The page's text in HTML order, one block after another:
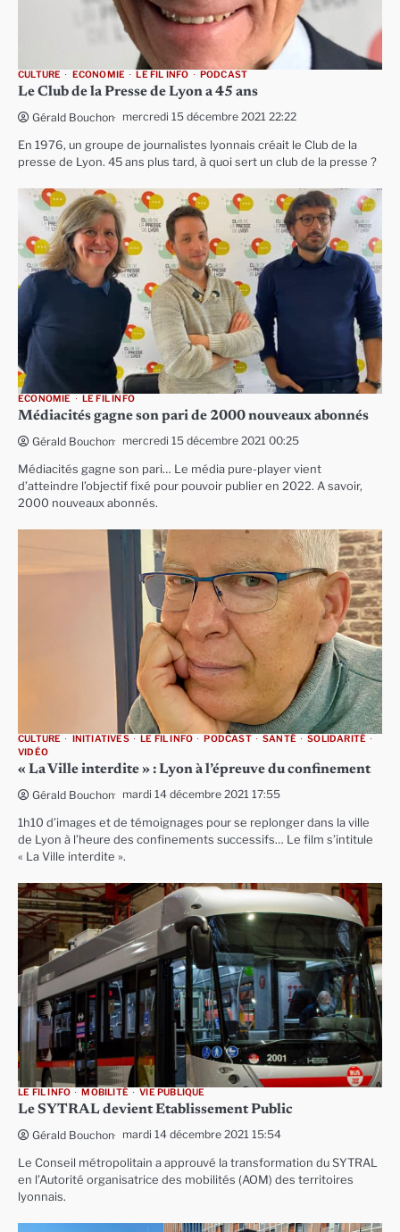
CULTURE ECONOMIE LE FIL INFO PODCAST
Le Club de la Presse de Lyon a 45 ans
Gérald Bouchon mercredi 15 décembre 2021 22:22
En 1976, un groupe de journalistes lyonnais créait le Club de la
presse de Lyon. 45 ans plus tard, à quoi sert un club de la presse ?
ECONOMIE LE FIL INFO
Médiacités gagne son pari de 2000 nouveaux abonnés
Gérald Bouchon mercredi 15 décembre 2021 00:25
Médiacités gagne son pari… Le média pure-player vient
d’atteindre l’objectif fixé pour pouvoir publier en 2022. A savoir,
2000 nouveaux abonnés.
CULTURE INITIATIVES LE FIL INFO PODCAST SANTÉ
SOLIDARITÉ
VIDÉO
« La Ville interdite » : Lyon à l’épreuve du confinement
Gérald Bouchon mardi 14 décembre 2021 17:55
1h10 d’images et de témoignages pour se replonger dans la ville
de Lyon à l’heure des confinements successifs… Le film s’intitule
« La Ville interdite ».
LE FIL INFO MOBILITÉ VIE PUBLIQUE
Le SYTRAL devient Etablissement Public
Gérald Bouchon mardi 14 décembre 2021 15:54
Le Conseil métropolitain a approuvé la transformation du SYTRAL
en l’Autorité organisatrice des mobilités (AOM) des territoires
lyonnais.